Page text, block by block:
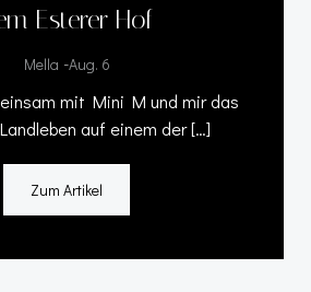
Esterer Hof
Mella -Aug. 6
mit Mini M und mir das
auf einem der […]
Zum Artikel